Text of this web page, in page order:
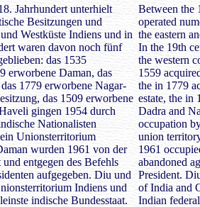
Jahrhundert unterhielt
Besitzungen und
Westküste Indiens und in
waren davon noch fünf
das 1535
erworbene Daman, das
1779 erworbene Nagar-
das 1509 erworbene
gingen 1954 durch
Nationalisten
Unionsterritorium
wurden 1961 von der
entgegen des Befehls
aufgegeben. Diu und
Indiens und
indische Bundesstaat.
Between the
operated
the eastern
In the 19th
the western
1559
the in 1779
estate, the in
Dadra and
occupation
union
1961
abandoned
President.
of India and
Indian